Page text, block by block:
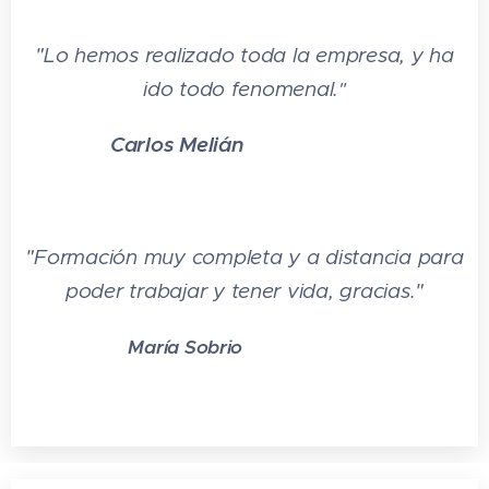
6 Retirada selectiva de residuos y
ahorro de recursos
6.2 Depósito en los contenedores
agua y la energía
6.5 Actividades: retirada selectiva de
6.6 Cuestionario: cuestionario final
"Lo hemos realizado toda la empresa, y ha
ido todo fenomenal."
Carlos Melián
"Formación muy completa y a distancia para
poder trabajar y tener vida, gracias."
María Sobrio